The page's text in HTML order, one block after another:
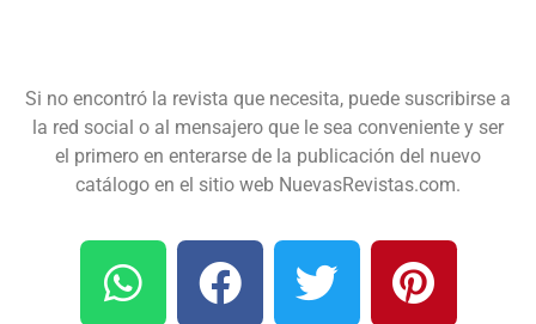
Si no encontró la revista que necesita, puede suscribirse a
la red social o al mensajero que le sea conveniente y ser
el primero en enterarse de la publicación del nuevo
catálogo en el sitio web NuevasRevistas.com.